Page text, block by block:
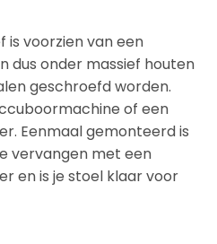
is voorzien van een
dus onder massief houten
geschroefd worden.
of een
Eenmaal gemonteerd is
vervangen met een
en is je stoel klaar voor